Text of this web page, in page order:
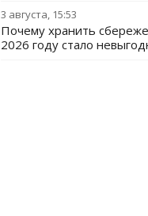
3 августа, 15:53
Почему хранить
2026 году стало